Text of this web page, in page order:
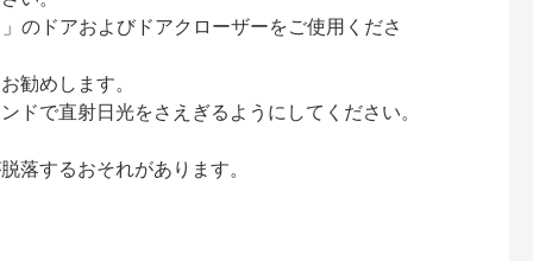
のドアおよびドアクローザーをご使用くださ
勧めします。
で直射日光をさえぎるようにしてください。
落するおそれがあります。